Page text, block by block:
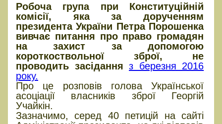
Робоча група при Конституційній
комісії, яка за дорученням
президента України Петра Порошенка
вивчає питання про право громадян
на захист за допомогою
короткоствольної зброї, не
проводить засіданняз березня 2016
року.
Про це розповів голова Української
асоціації власників зброї Георгій
Учайкін.
Зазначимо, серед 40 петицій на сайті